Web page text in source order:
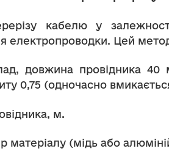
кабелю у
електропроводки. Цей
довжина провідника
0,75 (одночасно
м.
матеріалу (мідь або